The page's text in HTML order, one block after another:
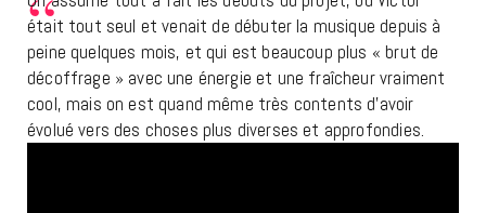
était tout seul et venait de débuter la musique depuis à
peine quelques mois, et qui est beaucoup plus « brut de
décoffrage » avec une énergie et une fraîcheur vraiment
cool, mais on est quand même très contents d’avoir
évolué vers des choses plus diverses et approfondies.